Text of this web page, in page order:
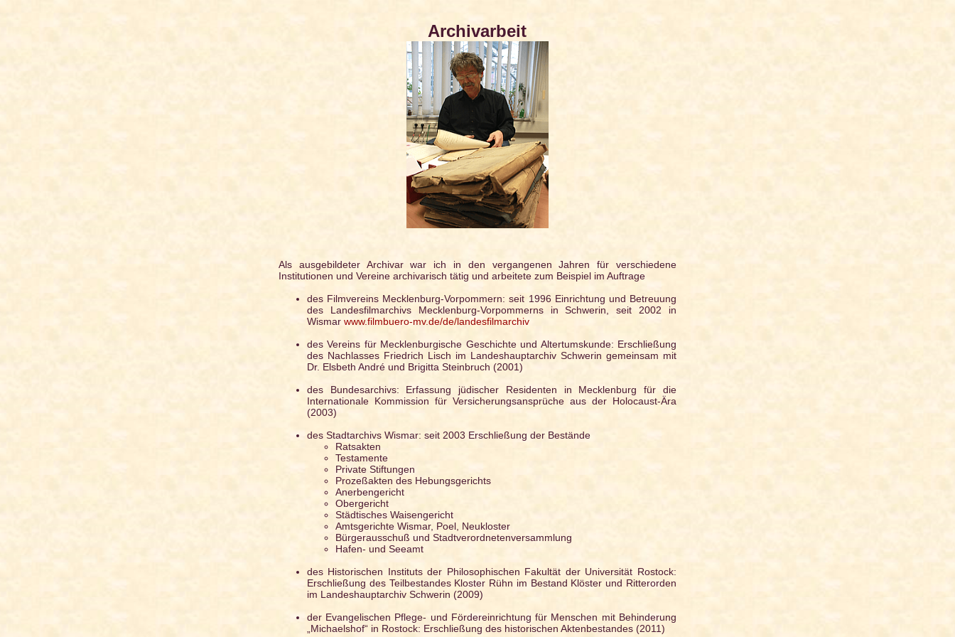
Archivarbeit
Als ausgebildeter Archivar war ich in den vergangenen Jahren für verschiedene
Institutionen und Vereine archivarisch tätig und arbeitete zum Beispiel im Auftrage
des Filmvereins Mecklenburg-Vorpommern: seit 1996 Einrichtung und Betreuung
des Landesfilmarchivs Mecklenburg-Vorpommerns in Schwerin, seit 2002 in
Wismar www.filmbuero-mv.de/de/landesfilmarchiv
des Vereins für Mecklenburgische Geschichte und Altertumskunde: Erschließung
des Nachlasses Friedrich Lisch im Landeshauptarchiv Schwerin gemeinsam mit
Dr. Elsbeth André und Brigitta Steinbruch (2001)
des Bundesarchivs: Erfassung jüdischer Residenten in Mecklenburg für die
Internationale Kommission für Versicherungsansprüche aus der Holocaust-Ära
(2003)
des Stadtarchivs Wismar: seit 2003 Erschließung der Bestände
Ratsakten
Testamente
Private Stiftungen
Prozeßakten des Hebungsgerichts
Anerbengericht
Obergericht
Städtisches Waisengericht
Amtsgerichte Wismar, Poel, Neukloster
Bürgerausschuß und Stadtverordnetenversammlung
Hafen- und Seeamt
des Historischen Instituts der Philosophischen Fakultät der Universität Rostock:
Erschließung des Teilbestandes Kloster Rühn im Bestand Klöster und Ritterorden
im Landeshauptarchiv Schwerin (2009)
der Evangelischen Pflege- und Fördereinrichtung für Menschen mit Behinderung
„Michaelshof“ in Rostock: Erschließung des historischen Aktenbestandes (2011)